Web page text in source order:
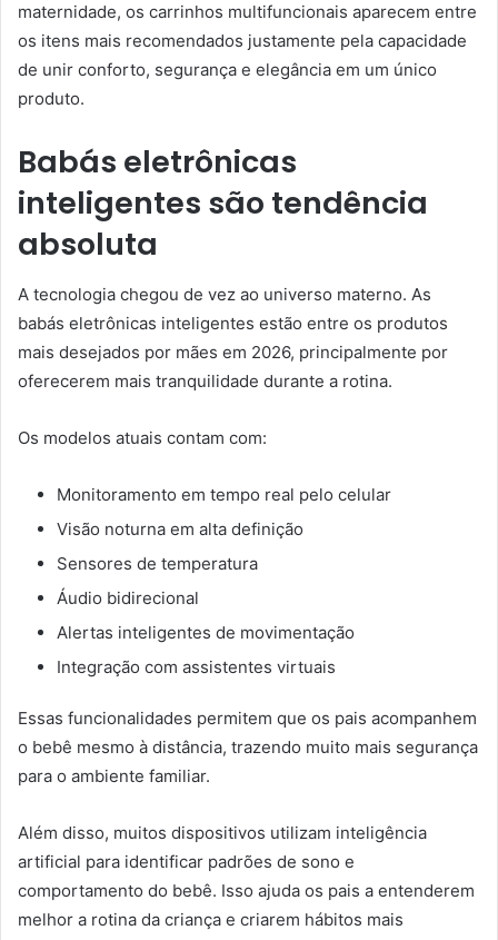
maternidade, os carrinhos multifuncionais aparecem entre
os itens mais recomendados justamente pela capacidade
de unir conforto, segurança e elegância em um único
produto.
Babás eletrônicas
inteligentes são tendência
absoluta
A tecnologia chegou de vez ao universo materno. As
babás eletrônicas inteligentes estão entre os produtos
mais desejados por mães em 2026, principalmente por
oferecerem mais tranquilidade durante a rotina.
Os modelos atuais contam com:
Monitoramento em tempo real pelo celular
Visão noturna em alta definição
Sensores de temperatura
Áudio bidirecional
Alertas inteligentes de movimentação
Integração com assistentes virtuais
Essas funcionalidades permitem que os pais acompanhem
o bebê mesmo à distância, trazendo muito mais segurança
para o ambiente familiar.
Além disso, muitos dispositivos utilizam inteligência
artificial para identificar padrões de sono e
comportamento do bebê. Isso ajuda os pais a entenderem
melhor a rotina da criança e criarem hábitos mais